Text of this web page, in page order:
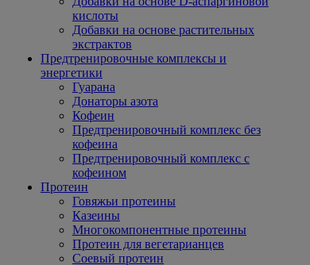
кислоты
Добавки на основе растительных
экстрактов
Предтренировочные комплексы и
энергетики
Гуарана
Донаторы азота
Кофеин
Предтренировочный комплекс без
кофеина
Предтренировочный комплекс с
кофеином
Протеин
Говяжьи протеины
Казеины
Многокомпонентные протеины
Протеин для вегетарианцев
Соевый протеин